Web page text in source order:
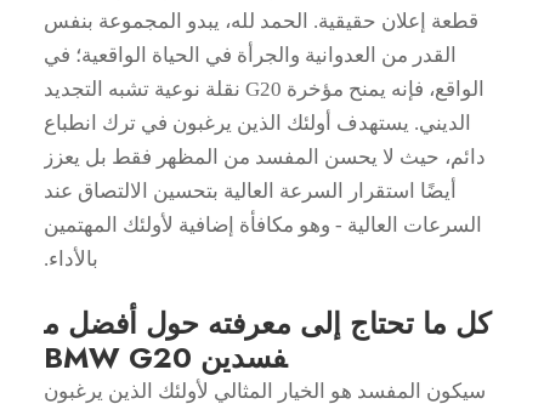
قطعة إعلان حقيقية. الحمد لله، يبدو المجموعة بنفس
القدر من العدوانية والجرأة في الحياة الواقعية؛ في
الواقع، فإنه يمنح مؤخرة G20 نقلة نوعية تشبه التجديد
الديني. يستهدف أولئك الذين يرغبون في ترك انطباع
دائم، حيث لا يحسن المفسد من المظهر فقط بل يعزز
أيضًا استقرار السرعة العالية بتحسين الالتصاق عند
السرعات العالية - وهو مكافأة إضافية لأولئك المهتمين
بالأداء.
كل ما تحتاج إلى معرفته حول أفضل م
فسدين BMW G20
سيكون المفسد هو الخيار المثالي لأولئك الذين يرغبون